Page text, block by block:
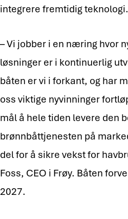
integrere fremtidig teknologi.
– Vi jobber i en næring hvor
løsninger er i kontinuerlig
båten er vi i forkant, og har
oss viktige nyvinninger
mål å hele tiden levere den
brønnbåttjenesten på
del for å sikre vekst for
Foss, CEO i Frøy. Båten
2027.